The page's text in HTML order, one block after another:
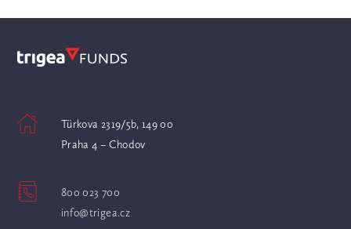
Türkova 2319/5b, 149 00
Praha 4 – Chodov
800 023 700
info@trigea.cz